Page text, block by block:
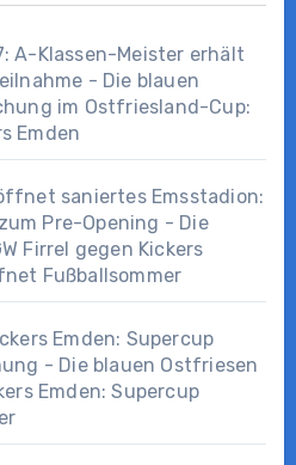
A-Klassen-Meister erhält
- Die blauen
im Ostfriesland-Cup:
Emden
saniertes Emsstadion:
Pre-Opening - Die
Firrel gegen Kickers
Fußballsommer
Emden: Supercup
- Die blauen Ostfriesen
Emden: Supercup